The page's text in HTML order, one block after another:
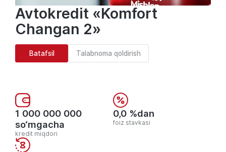
Avtokredit «Komfort
Changan 2»
Batafsil Talabnoma qoldirish
1 000 000 000
so‘mgacha
kredit miqdori
0,0 %dan
foiz stavkasi